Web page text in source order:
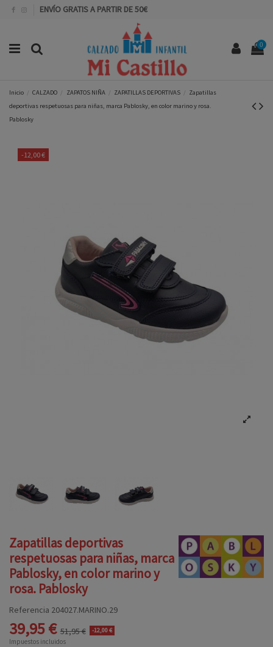
ENVÍO GRATIS A PARTIR DE 50€
0
Inicio CALZADO ZAPATOS NIÑA ZAPATILLAS DEPORTIVAS
Zapatillas
deportivas respetuosas para niñas, marca Pablosky, en color marino y rosa.
Pablosky
-12,00 €
Zapatillas deportivas
respetuosas para niñas, marca
Pablosky, en color marino y
rosa. Pablosky
Referencia 204027.MARINO.29
39,95 € 51,95 € -12,00 €
Impuestos incluidos